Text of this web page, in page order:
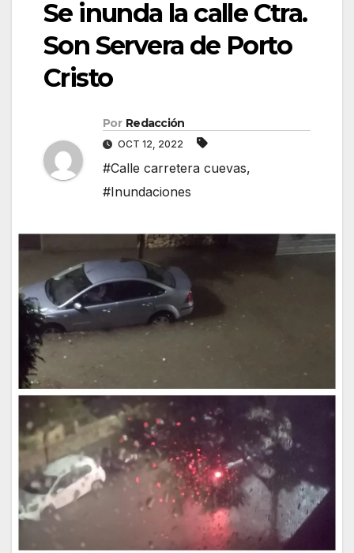
Se inunda la calle Ctra.
Son Servera de Porto
Cristo
Por Redacción
OCT 12, 2022
#Calle carretera cuevas,
#Inundaciones